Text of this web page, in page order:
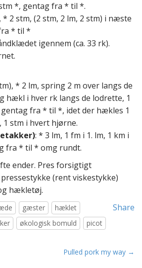
*, gentag fra * til *.
* 2 stm, (2 stm, 2 lm, 2 stm) i næste
* til *
igennem (ca. 33 rk).
* 2 lm, spring 2 m over langs de
hækl i hver rk langs de lodrette, 1
fra * til *, idet der hækles 1
1 stm i hvert hjørne.
: * 3 lm, 1 fm i 1. lm, 1 km i
fra * til * omg rundt.
ender. Pres forsigtigt
(rent viskestykke)
hækletøj.
Share
gæster
hæklet
økologisk bomuld picot
Pulled pork my way →